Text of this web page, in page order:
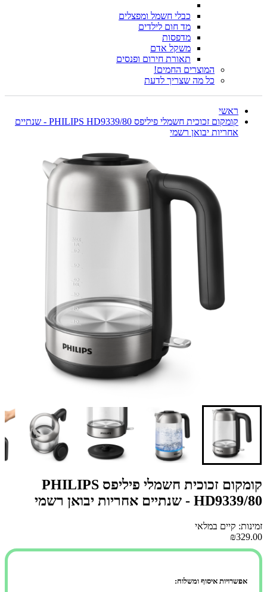
כבלי חשמל ומפצלים
מד חום לילדים
מדפסות
משקל אדם
תאורת חירום ופנסים
המוצרים החמים!
כל מה שצריך לדעת
ראשי
קומקום זכוכית חשמלי פיליפס PHILIPS HD9339/80 - שנתיים
אחריות יבואן רשמי
קומקום זכוכית חשמלי פיליפס PHILIPS
HD9339/80 - שנתיים אחריות יבואן רשמי
זמינות: קיים במלאי
₪329.00
אפשרויות איסוף ומשלוח: